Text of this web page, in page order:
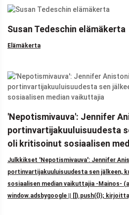
Susan Tedeschin elämäkerta
Elämäkerta
'Nepotismivauva': Jennifer
portinvartijakuuluisuudesta
oli kritisoinut sosiaalisen
Julkkikset 'Nepotismivauva': Jennifer
portinvartijakuuluisuudesta sen jälkeen,
sosiaalisen median vaikuttajia -Mainos-
window.adsbygoogle || []).push({});